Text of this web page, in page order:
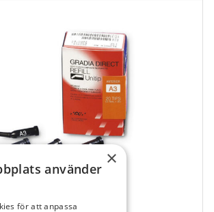
×
använder
för att anpassa